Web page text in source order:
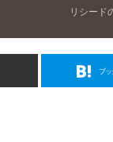
リシード
ブッ